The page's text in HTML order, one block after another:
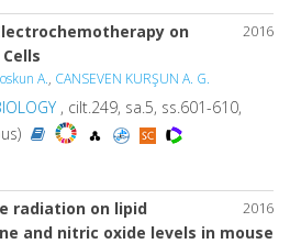
2016
on
A., CANSEVEN KURŞUN A. G.
, cilt.249, sa.5, ss.601-610,
2016
radiation on lipid
and nitric oxide levels in mouse